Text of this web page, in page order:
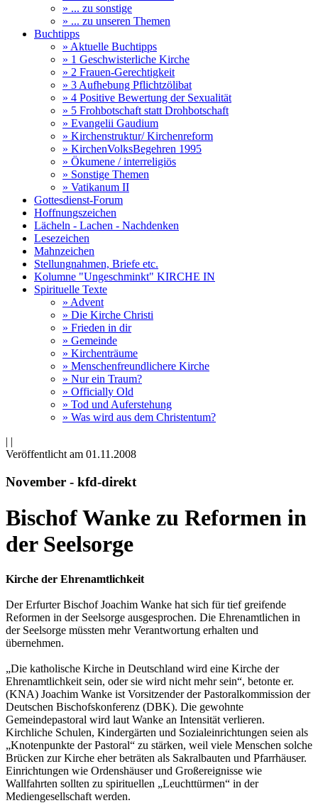
» ... zu sonstige
» ... zu unseren Themen
Buchtipps
» Aktuelle Buchtipps
» 1 Geschwisterliche Kirche
» 2 Frauen-Gerechtigkeit
» 3 Aufhebung Pflichtzölibat
» 4 Positive Bewertung der Sexualität
» 5 Frohbotschaft statt Drohbotschaft
» Evangelii Gaudium
» Kirchenstruktur/ Kirchenreform
» KirchenVolksBegehren 1995
» Ökumene / interreligiös
» Sonstige Themen
» Vatikanum II
Gottesdienst-Forum
Hoffnungszeichen
Lächeln - Lachen - Nachdenken
Lesezeichen
Mahnzeichen
Stellungnahmen, Briefe etc.
Kolumne "Ungeschminkt" KIRCHE IN
Spirituelle Texte
» Advent
» Die Kirche Christi
» Frieden in dir
» Gemeinde
» Kirchenträume
» Menschenfreundlichere Kirche
» Nur ein Traum?
» Officially Old
» Tod und Auferstehung
» Was wird aus dem Christentum?
| |
Veröffentlicht am 01­.11.2008
November - kfd-direkt
Bischof Wanke zu Reformen in
der Seelsorge
Kirche der Ehrenamtlichkeit
Der Erfurter Bischof Joachim Wanke hat sich für tief greifende
Reformen in der Seelsorge ausgesprochen. Die Ehrenamtlichen in
der Seelsorge müssten mehr Verantwortung erhalten und
übernehmen.
„Die katholische Kirche in Deutschland wird eine Kirche der
Ehrenamtlichkeit sein, oder sie wird nicht mehr sein“, betonte er.
(KNA) Joachim Wanke ist Vorsitzender der Pastoralkommission der
Deutschen Bischofskonferenz (DBK). Die gewohnte
Gemeindepastoral wird laut Wanke an Intensität verlieren.
Kirchliche Schulen, Kindergärten und Sozialeinrichtungen seien als
„Knotenpunkte der Pastoral“ zu stärken, weil viele Menschen solche
Brücken zur Kirche eher beträten als Sakralbauten und Pfarrhäuser.
Einrichtungen wie Ordenshäuser und Großereignisse wie
Wallfahrten sollten zu spirituellen „Leuchttürmen“ in der
Mediengesellschaft werden.